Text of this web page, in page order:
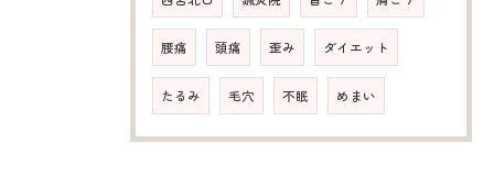
腰痛 頭痛 歪み ダイエット
たるみ 毛穴 不眠 めまい